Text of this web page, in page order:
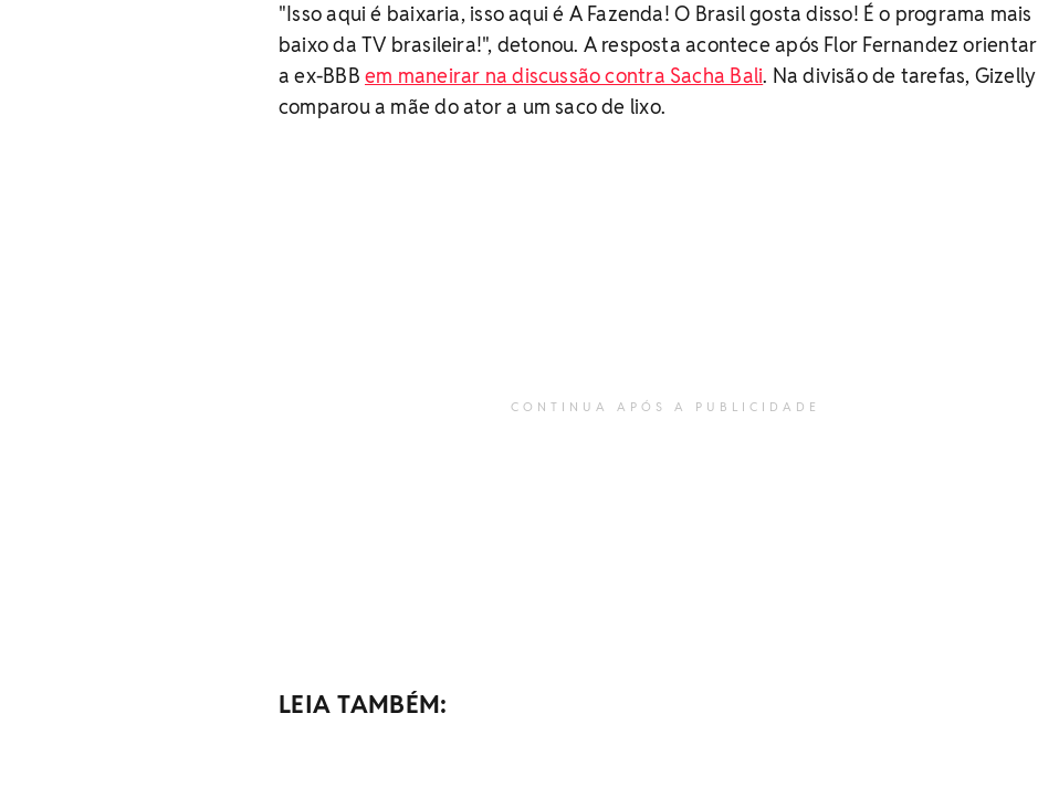
"Isso aqui é baixaria, isso aqui é A Fazenda! O Brasil gosta disso! É o programa mais
baixo da TV brasileira!", detonou. A resposta acontece após Flor Fernandez orientar
a ex-BBB em maneirar na discussão contra Sacha Bali. Na divisão de tarefas, Gizelly
comparou a mãe do ator a um saco de lixo.
CONTINUA APÓS A PUBLICIDADE
LEIA TAMBÉM: